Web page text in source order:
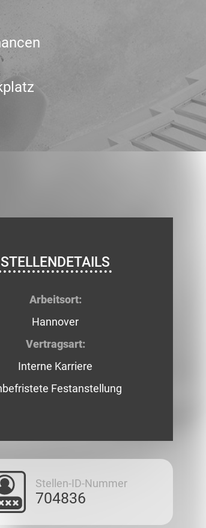
STELLENDETAILS
Arbeitsort:
Hannover
Vertragsart:
Interne Karriere
Festanstellung
Stellen-ID-Nummer
704836